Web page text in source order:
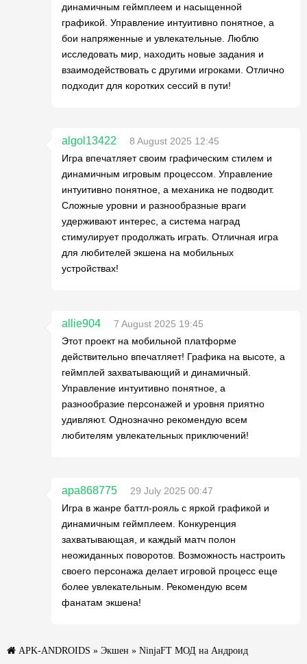
динамичным геймплеем и насыщенной
графикой. Управление интуитивно понятное, а
бои напряженные и увлекательные. Люблю
исследовать мир, находить новые задания и
взаимодействовать с другими игроками. Отлично
подходит для коротких сессий в пути!
algol13422
8 August 2025 12:45
Игра впечатляет своим графическим стилем и
динамичным игровым процессом. Управление
интуитивно понятное, а механика не подводит.
Сложные уровни и разнообразные враги
удерживают интерес, а система наград
стимулирует продолжать играть. Отличная игра
для любителей экшена на мобильных
устройствах!
allie904
7 August 2025 19:45
Этот проект на мобильной платформе
действительно впечатляет! Графика на высоте, а
геймплей захватывающий и динамичный.
Управление интуитивно понятное, а
разнообразие персонажей и уровня приятно
удивляют. Однозначно рекомендую всем
любителям увлекательных приключений!
apa868775
29 July 2025 00:47
Игра в жанре баттл-рояль с яркой графикой и
динамичным геймплеем. Конкуренция
захватывающая, и каждый матч полон
неожиданных поворотов. Возможность настроить
своего персонажа делает игровой процесс еще
более увлекательным. Рекомендую всем
фанатам экшена!
APK-ANDROIDS » Экшен » NinjaFT МОД на Андроид